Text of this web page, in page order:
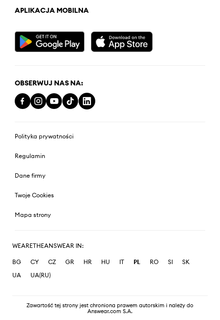
APLIKACJA MOBILNA
OBSERWUJ NAS NA:
Polityka prywatności
Regulamin
Dane firmy
Twoje Cookies
Mapa strony
WEARETHEANSWEAR IN:
BG CY CZ GR HR HU IT PL RO SI
SK
UA
UA(RU)
Zawartość tej strony jest chroniona prawem autorskim i należy do
Answear.com S.A.